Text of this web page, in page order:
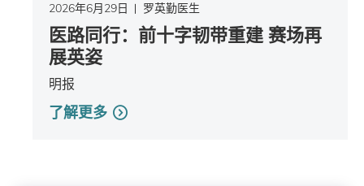
2026年6月29日 罗英勤医生
医路同行：前十字韧带重建 赛场再
展英姿
明报
了解更多